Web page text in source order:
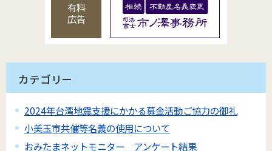
有料
広告
カテゴリー
2024年台湾地震支援にかかる募金活動ご協力の御礼
小美玉市共催等名義の使用について
おみたまネットモニター アンケート結果